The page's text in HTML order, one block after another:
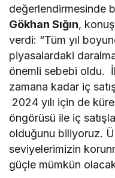
değerlendirmesinde
Gökhan Sığın,
verdi: “Tüm yıl
piyasalardaki
önemli sebebi oldu.
zamana kadar iç
2024 yılı için de
öngörüsü ile iç
olduğunu biliyoruz.
seviyelerimizin
güçle mümkün